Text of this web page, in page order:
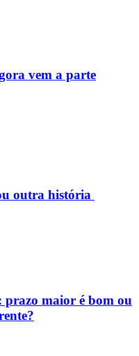
vem a parte
outra história
maior é bom ou